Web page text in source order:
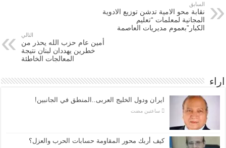
السابق
نقابة محو الامية تدشن توزيع الادوية
المجانية لمعلمات “تعليم
الكبار”بعموم مديريات العاصمة
التالي
أمين عام حزب الله يحذر من
خطرين يهددان لبنان نتيجة
المعالجات الخاطئة
اراء
ايران ودول الخليج العربى..المنطق في الجانبين!
‏ساعتين مضت
كيف أربك محور المقاومة حسابات الحرب والعزل؟